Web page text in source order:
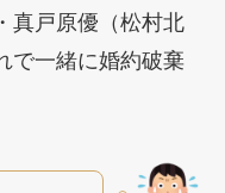
真戸原優（松村北
で一緒に婚約破棄